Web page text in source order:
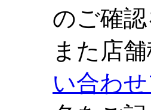
のご確
また店
い合わ